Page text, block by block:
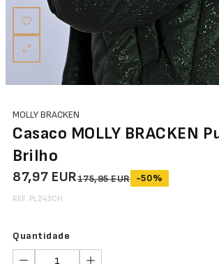
MOLLY BRACKEN
Casaco MOLLY BRACKEN
Brilho
87,97 EUR175,95 EUR -50%
REF. PL243CH
Quantidade